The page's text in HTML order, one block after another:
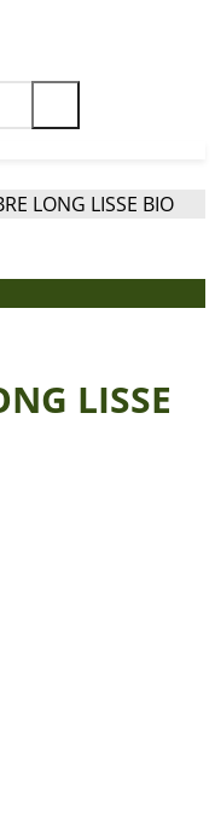
LONG LISSE BIO
LISSE